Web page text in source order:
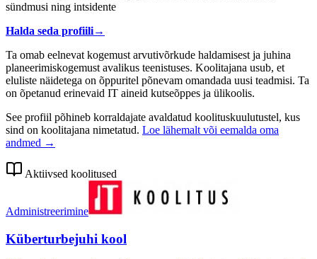
sündmusi ning intsidente
Halda seda profiili→
Ta omab eelnevat kogemust arvutivõrkude haldamisest ja juhina
planeerimiskogemust avalikus teenistuses. Koolitajana usub, et
eluliste näidetega on õppuritel põnevam omandada uusi teadmisi. Ta
on õpetanud erinevaid IT aineid kutseõppes ja ülikoolis.
See profiil põhineb korraldajate avaldatud koolituskuulutustel, kus
sind on koolitajana nimetatud. Loe lähemalt või eemalda oma
andmed →
Aktiivsed koolitused
Administreerimine
Küberturbejuhi kool